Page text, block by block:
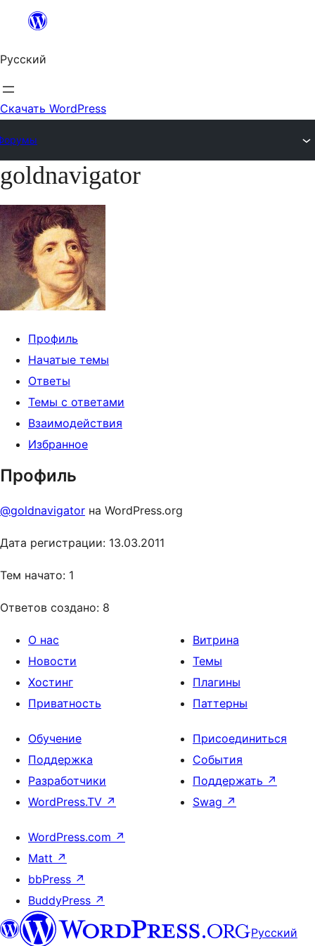
Перейти
содержимому
Русский
Скачать WordPress
Перейти
к
содержимому
goldnavigator
Профиль
Начатые темы
Ответы
Темы с ответами
Взаимодействия
Избранное
Профиль
@goldnavigator на WordPress.org
Дата регистрации: 13.03.2011
Тем начато: 1
Ответов создано: 8
О нас
Новости
Хостинг
Приватность
Витрина
Темы
Плагины
Паттерны
Обучение
Поддержка
Разработчики
WordPress.TV ↗
Присоединиться
События
Поддержать ↗
Swag ↗
WordPress.com ↗
Matt ↗
bbPress ↗
BuddyPress ↗
Русский